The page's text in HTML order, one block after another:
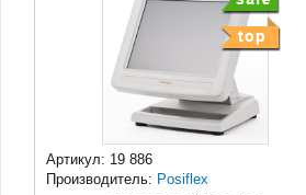
Артикул: 19 886
Производитель: Posiflex